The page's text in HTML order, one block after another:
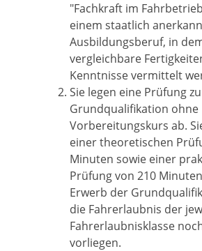
"Fachkraft im
einem staatlich
Ausbildungsberuf, in
vergleichbare
Kenntnisse vermittelt
Sie legen eine Prüfung
Grundqualifikation ohne
Vorbereitungskurs ab.
einer theoretischen
Minuten sowie einer
Prüfung von 210 Mi
Erwerb der
die Fahrerlaubnis der
Fahrerlaubnisklasse
vorliegen.